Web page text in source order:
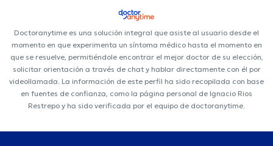
Doctoranytime es una solución integral que asiste al usuario desde el
momento en que experimenta un síntoma médico hasta el momento en
que se resuelve, permitiéndole encontrar el mejor doctor de su elección,
solicitar orientación a través de chat y hablar directamente con él por
videollamada. La información de este perfil ha sido recopilada con base
en fuentes de confianza, como la página personal de Ignacio Rios
Restrepo y ha sido verificada por el equipo de doctoranytime.